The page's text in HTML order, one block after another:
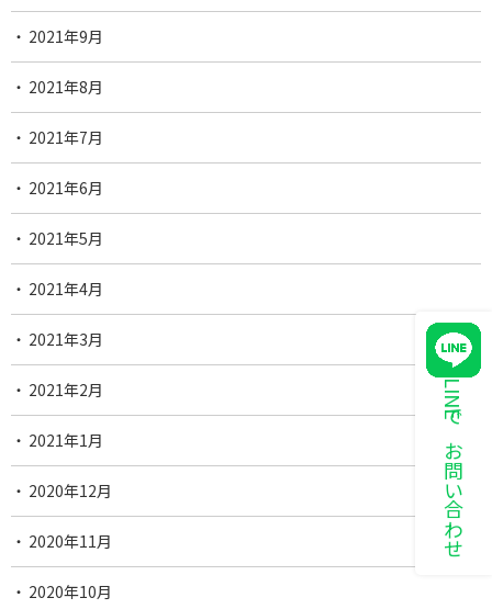
LINEでお問い合わせ
2021年9月
2021年8月
2021年7月
2021年6月
2021年5月
2021年4月
2021年3月
2021年2月
2021年1月
2020年12月
2020年11月
2020年10月